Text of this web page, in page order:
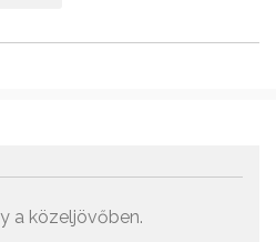
a közeljövőben.